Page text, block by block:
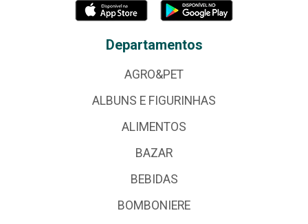
Departamentos
AGRO&PET
ALBUNS E FIGURINHAS
ALIMENTOS
BAZAR
BEBIDAS
BOMBONIERE